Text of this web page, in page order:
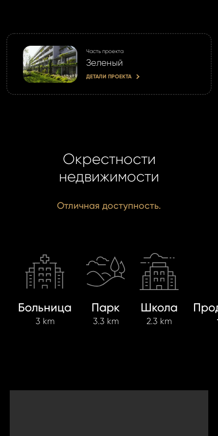
Часть проекта
Зеленый
ДЕТАЛИ ПРОЕКТА
Окрестности
недвижимости
Отличная доступность.
Больница
3 km
Парк
3.3 km
Школа
2.3 km